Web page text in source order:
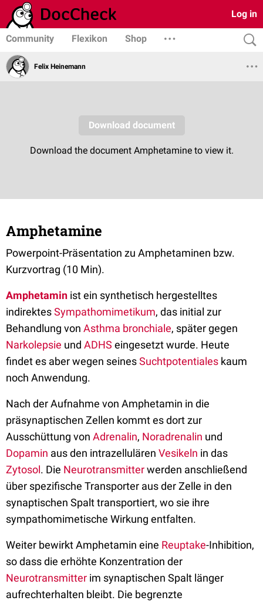
Log in
Community Flexikon Shop
Felix Heinemann
Amphetamine
Powerpoint-Präsentation zu Amphetaminen bzw.
Kurzvortrag (10 Min).
Amphetamin ist ein synthetisch hergestelltes
indirektesSympathomimetikum, das initial zur
Behandlung von Asthma bronchiale, später gegen
Narkolepsie und ADHS eingesetzt wurde. Heute
findet es aber wegen seinesSuchtpotentiales kaum
noch Anwendung.
Nach der Aufnahme von Amphetamin in die
präsynaptischen Zellen kommt es dort zur
Ausschüttung von Adrenalin, Noradrenalin und
Dopamin aus den intrazellulären Vesikeln in das
Zytosol. Die Neurotransmitterwerden anschließend
über spezifische Transporter aus der Zelle in den
synaptischen Spalt transportiert, wo sie ihre
sympathomimetische Wirkung entfalten.
Weiter bewirkt Amphetamin eine Reuptake-Inhibition,
so dass die erhöhte Konzentration der
Neurotransmitter im synaptischen Spalt länger
aufrechterhalten bleibt. Die begrenzte